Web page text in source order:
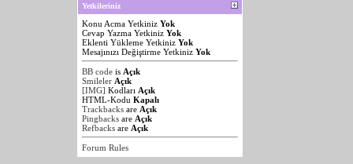
Yetkileriniz
Konu Acma Yetkiniz Yok
Cevap Yazma Yetkiniz Yok
Eklenti Yükleme Yetkiniz Yok
Mesajınızı Değiştirme Yetkiniz Yok
BB code is Açık
Smileler Açık
[IMG] Kodları Açık
HTML-Kodu Kapalı
Trackbacks are Açık
Pingbacks are Açık
Refbacks are Açık
Forum Rules